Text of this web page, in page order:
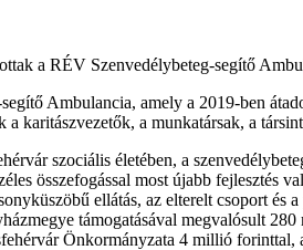
a RÉV Szenvedélybeteg-segítő
Ambulancia, amely a 2019-ben
karitászvezetők, a munkatársak, a
szociális életében, a
összefogással most újabb
ellátás, az elterelt csoport
támogatásával megvalósult
Önkormányzata 4 millió